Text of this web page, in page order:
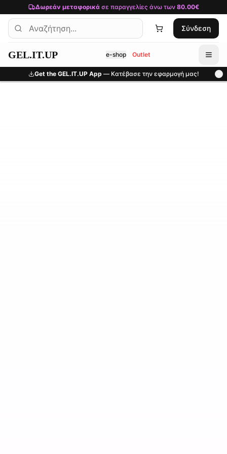
Μετάβαση στο κύριο περιεχόμενο
Δωρεάν μεταφορικάσε παραγγελίες άνω των 80.00€
Σύνδεση
GEL.IT.UP e-shop Outlet
Get the GEL.IT.UP App — Κατέβασε την εφαρμογή μας!